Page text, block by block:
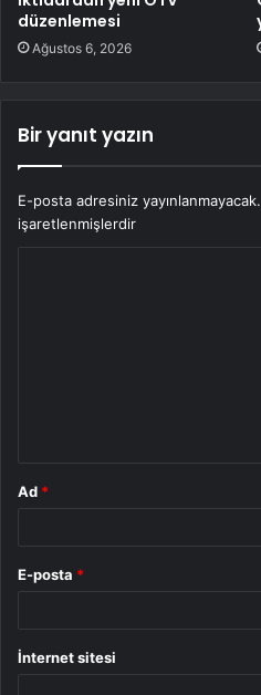
düzenlemesi
Ağustos 6, 2026
Bir yanıt yazın
E-posta adresiniz yayınlanmayacak.
işaretlenmişlerdir
Ad *
E-posta *
İnternet sitesi